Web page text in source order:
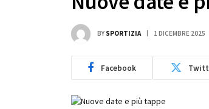
BY SPORTIZIA 1 DICEMBRE 2025
Facebook